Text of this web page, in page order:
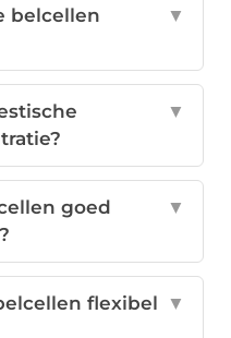
belcellen
▼
▼
goed
▼
flexibel ▼